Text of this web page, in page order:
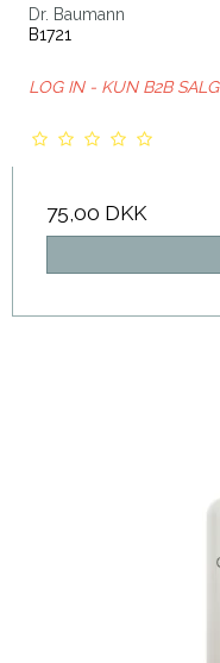
Dr. Baumann
B1721
LOG IN - KUN B2B SALG
75,00 DKK